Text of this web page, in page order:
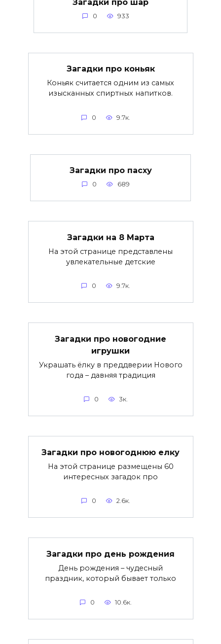
Загадки про шар
0 933
Загадки про коньяк
Коньяк считается одним из самых
изысканных спиртных напитков.
0 9.7к.
Загадки про пасху
0 689
Загадки на 8 Марта
На этой странице представлены
увлекательные детские
0 9.7к.
Загадки про новогодние
игрушки
Украшать ёлку в преддверии Нового
года – давняя традиция
0 3к.
Загадки про новогоднюю елку
На этой странице размещены 60
интересных загадок про
0 2.6к.
Загадки про день рождения
День рождения – чудесный
праздник, который бывает только
0 10.6к.